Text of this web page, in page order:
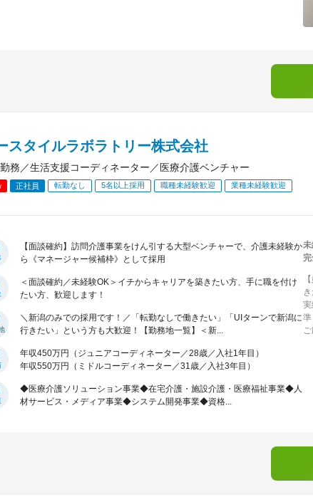
スタイルラボラトリー株式会社
務／生活支援コーディネーター／医療介護ベンチャー
正社員 転勤なし 5名以上採用 職種未経験歓迎 業種未経験歓迎
【面談確約】訪問介護事業をけん引する大型ベンチャーで、介護未経験か
ら《マネージャー候補枠》として採用
＜面談確約／未経験OK＞イチからキャリアを築きたい方、手に職を付け
たい方、歓迎します！
＼新潟のみでの採用です！／「転勤なしで働きたい」「UIターンで新潟に
行きたい」という方も大歓迎！【勤務地一覧】＜新...
年収450万円（ジュニアコーディネーター／28歳／入社1年目）
年収550万円（ミドルコーディネーター／31歳／入社3年目）
◆医療介護ソリューション事業◆在宅介護・施設介護・医療福祉事業◆人
材サービス・メディア事業◆システム開発事業◆資格...
完